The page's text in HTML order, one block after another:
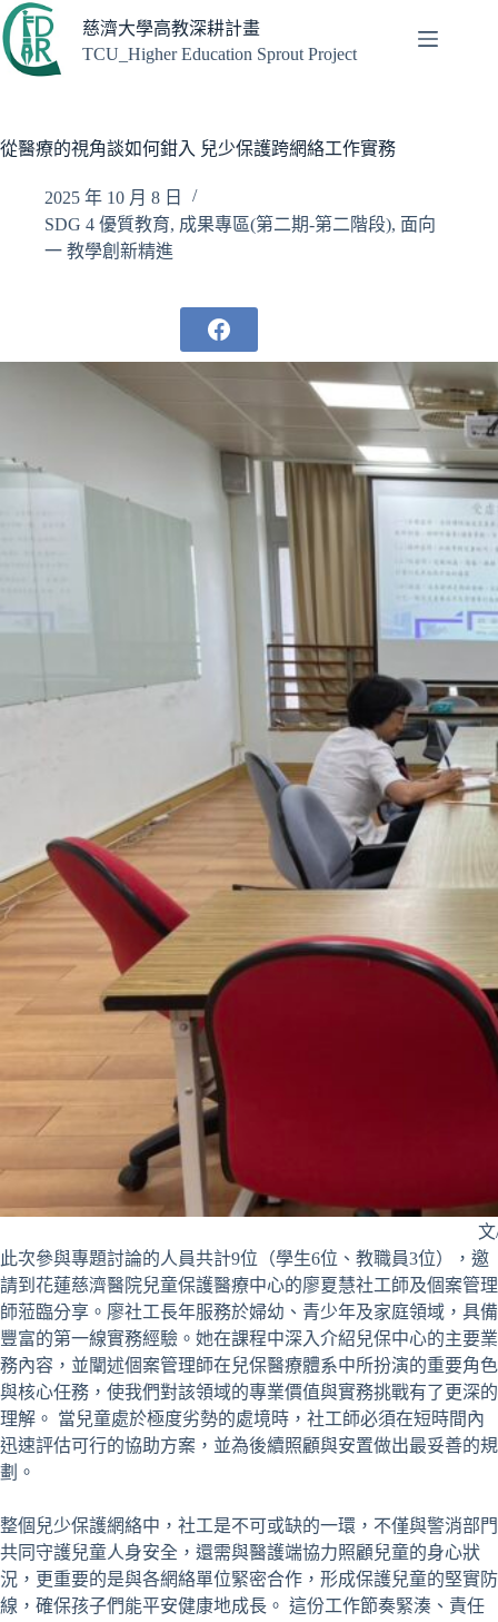
跳
至
主
容
慈濟大學高教深耕計畫
TCU_Higher Education Sprout Project
從醫療的視角談如何鉗入 兒少保護跨網絡工作實務
2025 年 10 月 8 日
SDG 4 優質教育, 成果專區(第二期-第二階段), 面向
一 教學創新精進
此次參與專題討論的人員共計9位（學生6位、教職員3位），邀
請到花蓮慈濟醫院兒童保護醫療中心的廖夏慧社工師及個案管理
師蒞臨分享。廖社工長年服務於婦幼、青少年及家庭領域，具備
豐富的第一線實務經驗。她在課程中深入介紹兒保中心的主要業
務內容，並闡述個案管理師在兒保醫療體系中所扮演的重要角色
與核心任務，使我們對該領域的專業價值與實務挑戰有了更深的
理解。 當兒童處於極度劣勢的處境時，社工師必須在短時間內
迅速評估可行的協助方案，並為後續照顧與安置做出最妥善的規
劃。
整個兒少保護網絡中，社工是不可或缺的一環，不僅與警消部門
共同守護兒童人身安全，還需與醫護端協力照顧兒童的身心狀
況，更重要的是與各網絡單位緊密合作，形成保護兒童的堅實防
線，確保孩子們能平安健康地成長。 這份工作節奏緊湊、責任